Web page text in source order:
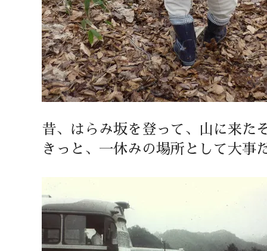
昔、はらみ坂を登って、山に来た
きっと、一休みの場所として大事